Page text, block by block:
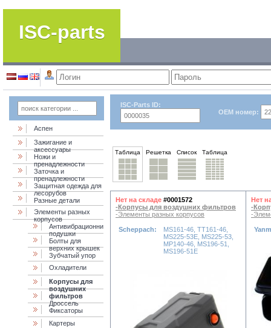
ISC-parts
Аспен
Зажигание и
аксессуары
Ножи и
пренадлежности
Заточка и
пренадлежности
Защитная одежда для
лесорубов
Разные детали
Элементы разных
корпусов
Антивибрационни
подушки
Болты для
верхних крышек
Зубчатый упор
Охладители
Корпусы для
воздушних
фильтров
Дроссель
Фиксаторы
Картеры
ISC-Parts ID:
OEM номер:
Таблица Решетка Список Таблица
Нет на складе #0001572
-Корпусы для воздушних фильтров
-Элементы разных корпусов
Scheppach:
MS161-46, TT161-46,
MS225-53E, MS225-53,
MP140-46, MS196-51,
MS196-51E
Нет
-
-